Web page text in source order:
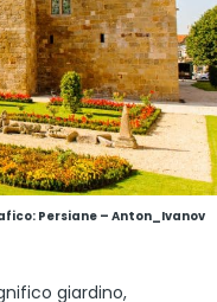
Persiane – Anton_Ivanov
giardino,